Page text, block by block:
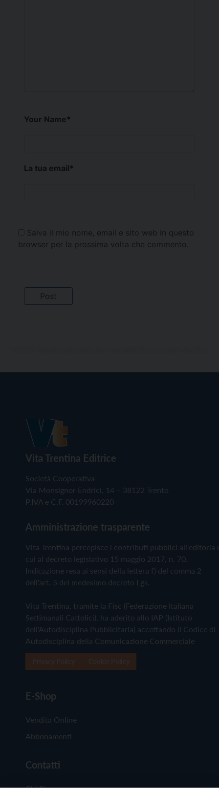
Your Name*
La tua email*
Salva il mio nome, email e sito web in questo
browser per la prossima volta che commento.
Vita Trentina Editrice
Società Cooperativa
Via Monsignor Endrici, 14 – 38122 Trento
P.IVA e C.F. 00199960220
Amministrazione trasparente
Vita Trentina percepisce i contributi pubblici all'editoria
cui al decreto legislativo 15 maggio 2017, n. 70.
Indicazione resa ai sensi della lettera f) del comma 2
dell'art. 5 del medesimo decreto Lgs.
Vita Trentina, tramite la Fisc (Federazione Italiana
Settimanali Cattolici), ha aderito allo IAP (Istituto
dell'Autodisciplina Pubblicitaria) accettando il Codice di
Autodisciplina della Comunicazione Commerciale
E-Shop
Vendita Online
Abbonamenti
Contatti
Chi Siamo